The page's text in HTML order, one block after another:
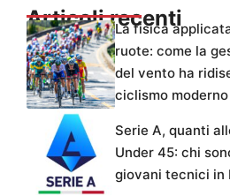
Articoli recenti
La fisica
ruote: come la
del vento ha
ciclismo moderno
Serie A, quanti
Under 45: chi
giovani tecnici in